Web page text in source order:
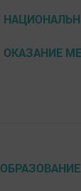
ОКАЗАНИЕ
ОБРАЗОВАНИЕ